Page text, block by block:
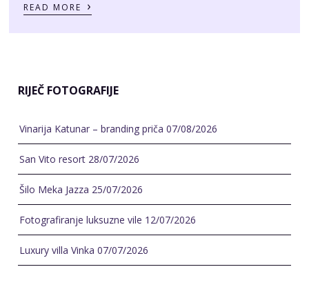
READ MORE ›
RIJEČ FOTOGRAFIJE
Vinarija Katunar – branding priča 07/08/2026
San Vito resort 28/07/2026
Šilo Meka Jazza 25/07/2026
Fotografiranje luksuzne vile 12/07/2026
Luxury villa Vinka 07/07/2026